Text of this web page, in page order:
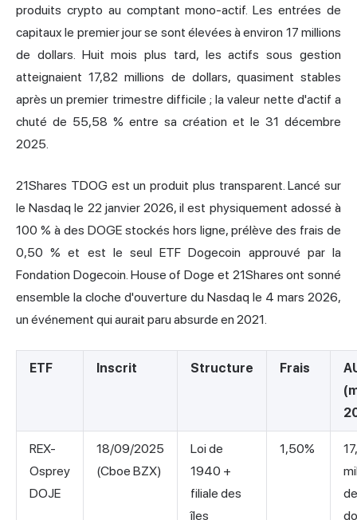
produits crypto au comptant mono-actif. Les entrées de
capitaux le premier jour se sont élevées à environ 17 millions
de dollars. Huit mois plus tard, les actifs sous gestion
atteignaient 17,82 millions de dollars, quasiment stables
après un premier trimestre difficile ; la valeur nette d'actif a
chuté de 55,58 % entre sa création et le 31 décembre
2025.
21Shares TDOG est un produit plus transparent. Lancé sur
le Nasdaq le 22 janvier 2026, il est physiquement adossé à
100 % à des DOGE stockés hors ligne, prélève des frais de
0,50 % et est le seul ETF Dogecoin approuvé par la
Fondation Dogecoin. House of Doge et 21Shares ont sonné
ensemble la cloche d'ouverture du Nasdaq le 4 mars 2026,
un événement qui aurait paru absurde en 2021.
ETF Inscrit Structure Frais
REX-
Osprey
DOJE
18/09/2025
(Cboe BZX)
Loi de
1940 +
filiale des
îles
1,50%
de